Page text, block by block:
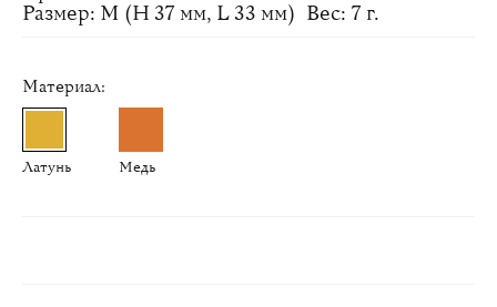
Размер: M (H 37 мм, L 33 мм) Вес: 7 г.
Материал:
Латунь Медь